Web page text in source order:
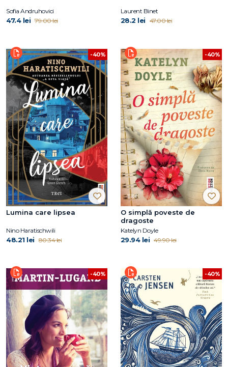
Sofia Andruhovici
47.4 lei 79.00 lei
Laurent Binet
28.2 lei 47.00 lei
-40%
Lumina care lipsea
Nino Haratischwili
48.21 lei 80.34 lei
-40%
O simplă poveste de
dragoste
Katelyn Doyle
29.94 lei 49.90 lei
-40% -40%